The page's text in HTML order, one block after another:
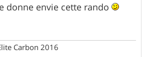
donne envie cette rando
Carbon 2016